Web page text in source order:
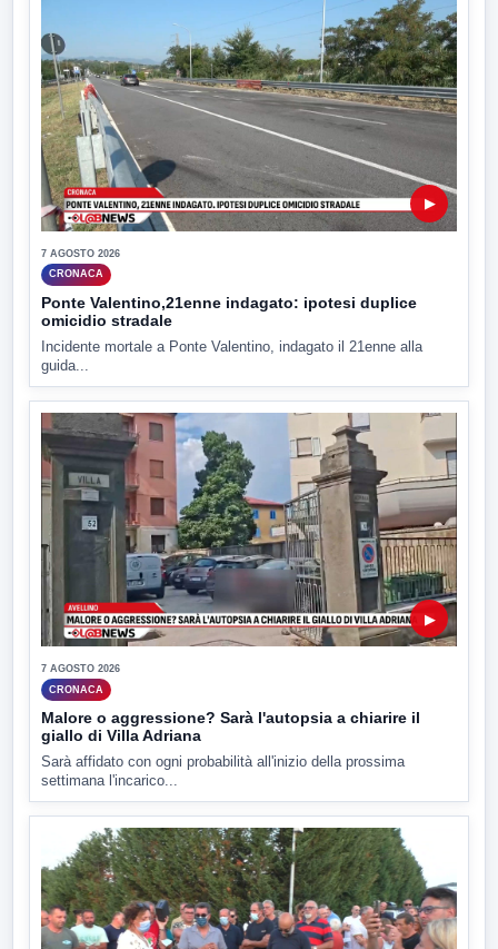
▶
7 AGOSTO 2026
CRONACA
Ponte Valentino,21enne indagato: ipotesi duplice
omicidio stradale
Incidente mortale a Ponte Valentino, indagato il 21enne alla
guida...
▶
7 AGOSTO 2026
CRONACA
Malore o aggressione? Sarà l'autopsia a chiarire il
giallo di Villa Adriana
Sarà affidato con ogni probabilità all'inizio della prossima
settimana l'incarico...